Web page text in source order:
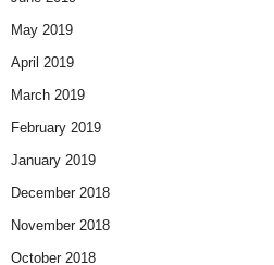
May 2019
April 2019
March 2019
February 2019
January 2019
December 2018
November 2018
October 2018